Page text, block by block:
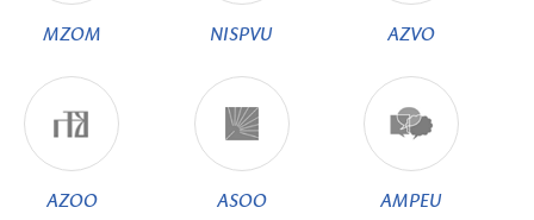
MZOM NISPVU AZVO
AZOO ASOO AMPEU